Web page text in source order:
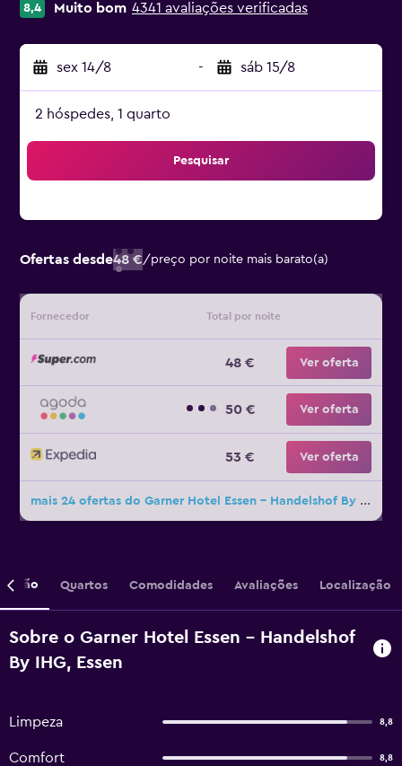
8,4 Muito bom 4341 avaliações verificadas
sex 14/8 - sáb 15/8
2 hóspedes, 1 quarto
Pesquisar
Ofertas desde48 €/preço por noite mais barato(a)
Fornecedor Total por noite
48 € Ver oferta
50 € Ver oferta
53 € Ver oferta
mais 24 ofertas do Garner Hotel Essen - Handelshof By IHG
Quartos Comodidades Avaliações Localização
Sobre o Garner Hotel Essen - Handelshof
By IHG, Essen
Limpeza 8,8
Comfort 8,8